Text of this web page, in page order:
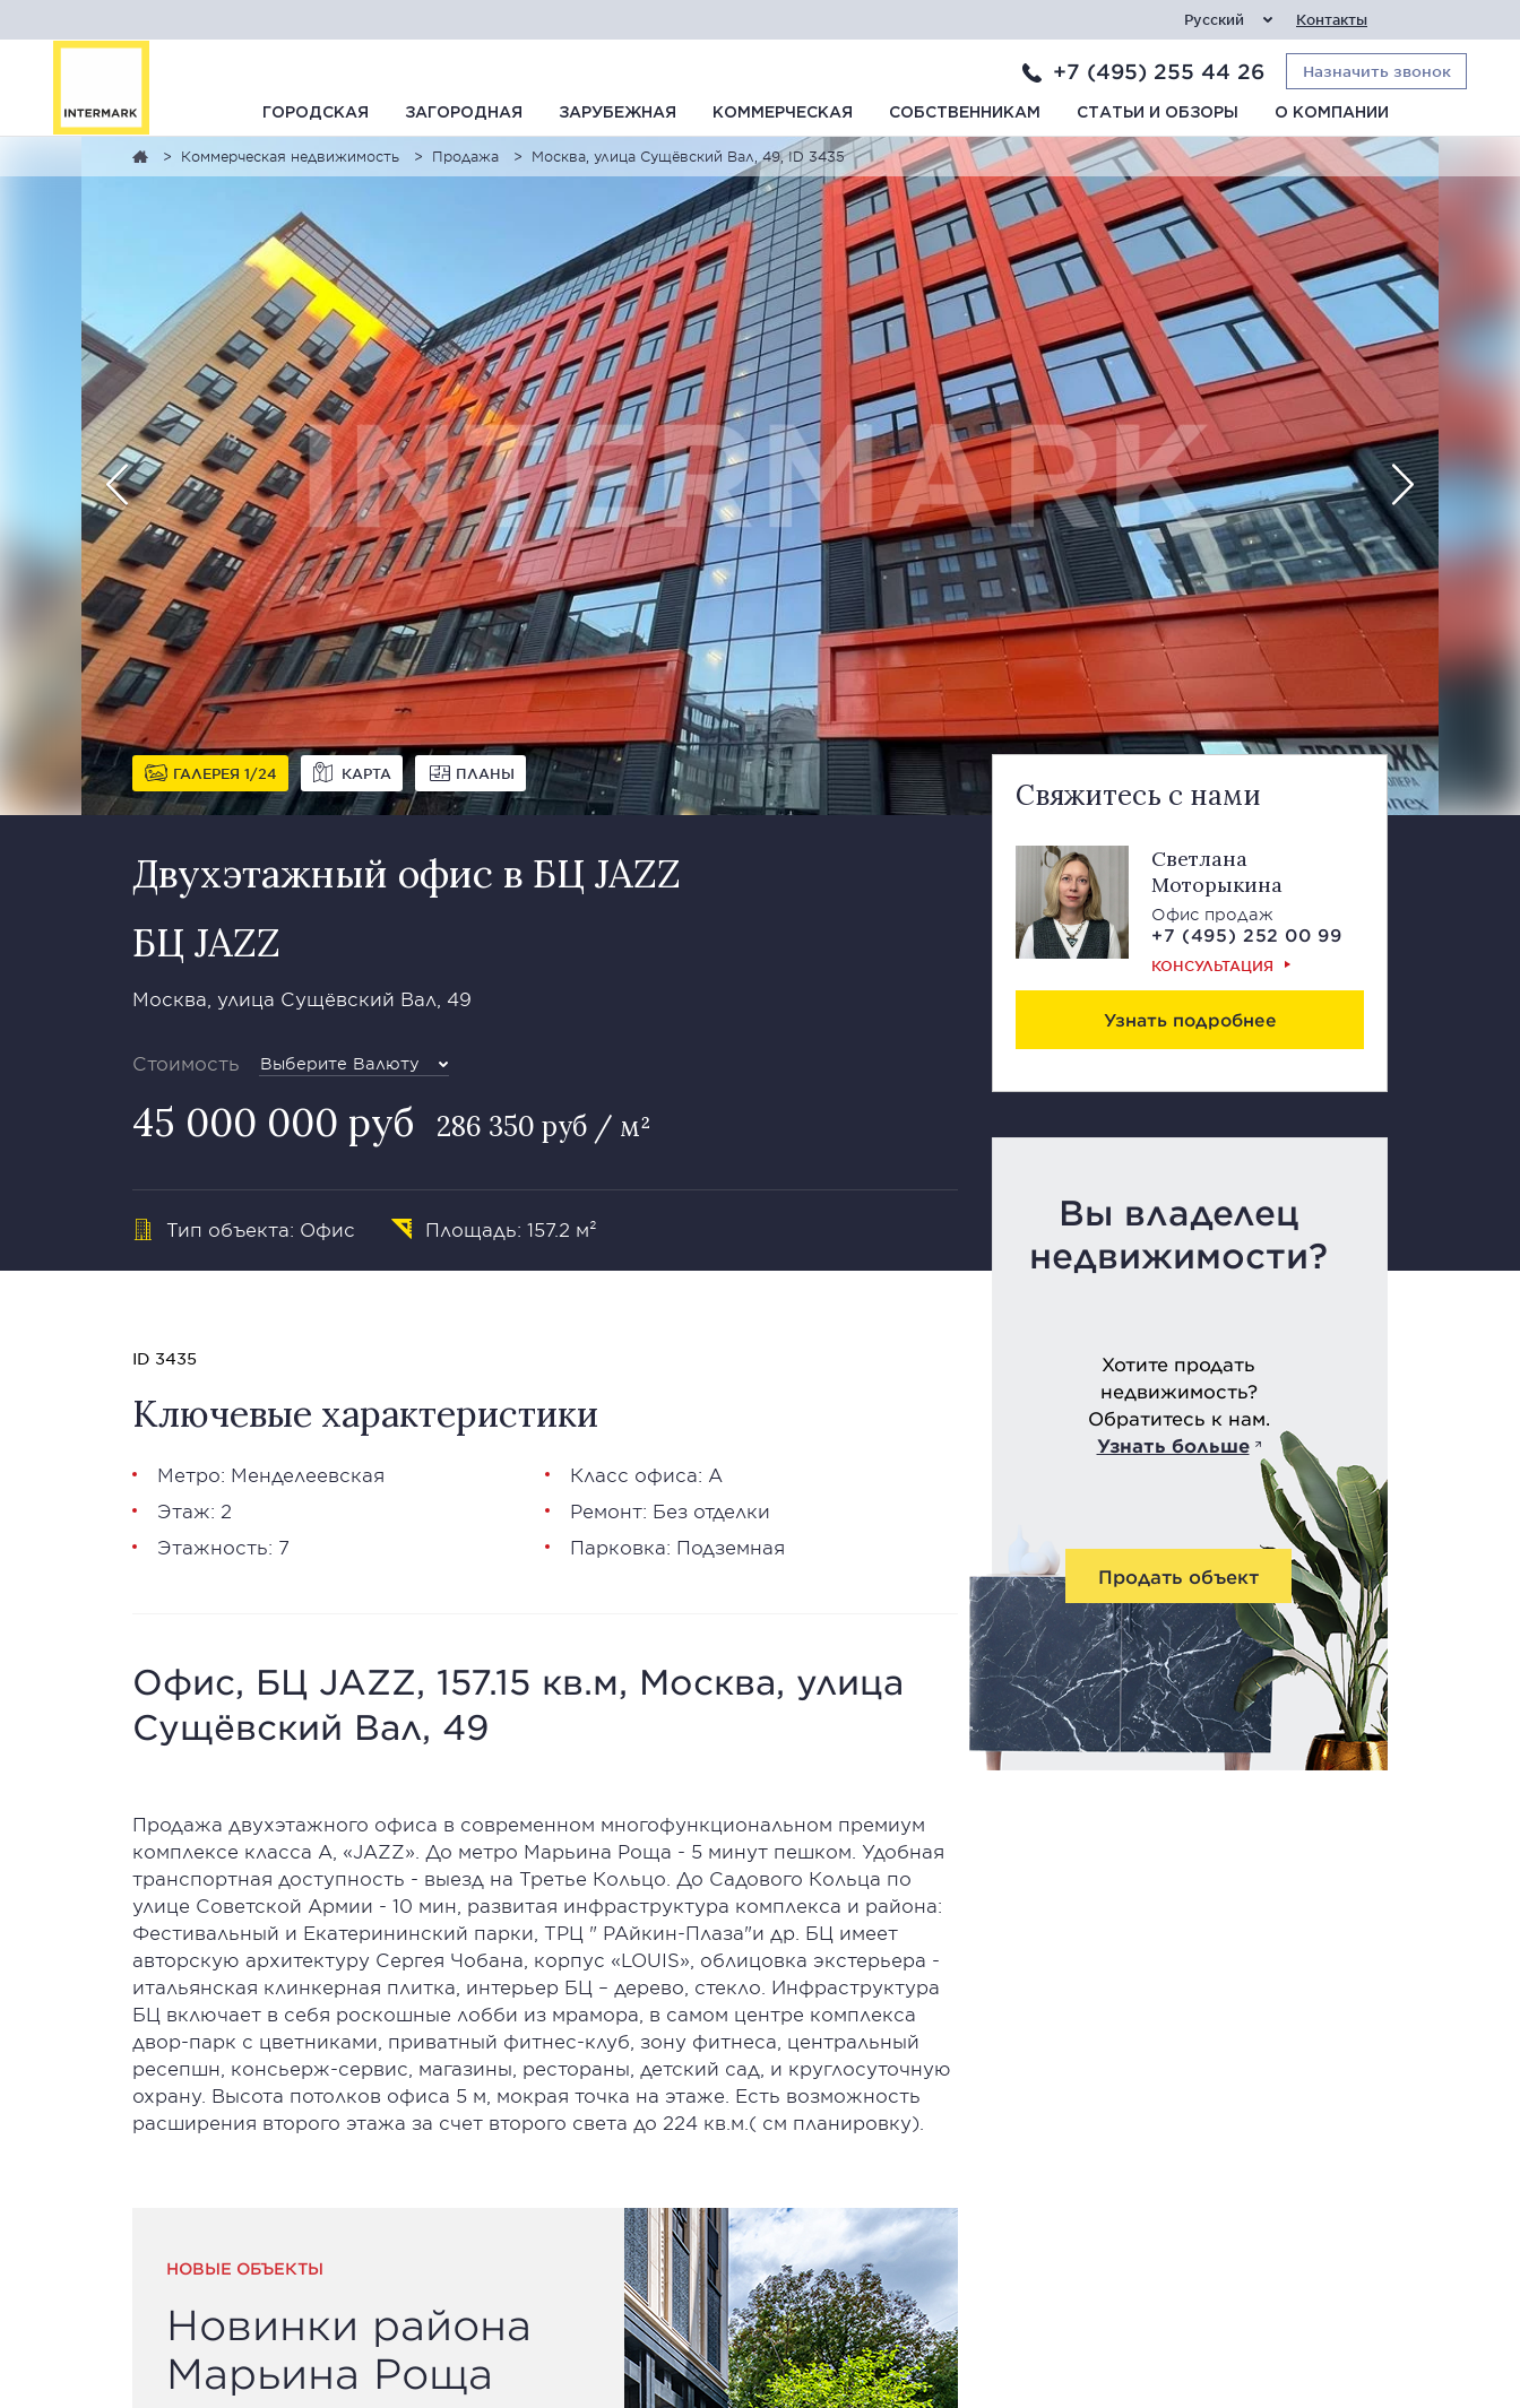
Русский Контакты
+7 (495) 255 44 26 Назначить звонок
ГОРОДСКАЯ ЗАГОРОДНАЯ ЗАРУБЕЖНАЯ КОММЕРЧЕСКАЯ СОБСТВЕННИКАМ СТАТЬИ И ОБЗОРЫ О КОМПАНИИ
Коммерческая недвижимость Продажа Москва, улица Сущёвский Вал, 49, ID 3435
ГАЛЕРЕЯ 1 24 КАРТА ПЛАНЫ
Двухэтажный офис в БЦ JAZZ
БЦ JAZZ
Москва, улица Сущёвский Вал, 49
Стоимость Выберите Валюту
45 000 000 руб 286 350 руб / м²
Тип объекта: Офис Площадь: 157.2 м²
Свяжитесь с нами
Светлана
Моторыкина
Офис продаж
+7 (495) 252 00 99
КОНСУЛЬТАЦИЯ
Узнать подробнее
Вы владелец
недвижимости?
Хотите продать
недвижимость?
Обратитесь к нам.
Узнать больше
Продать объект
ID 3435
Ключевые характеристики
Метро: Менделеевская
Этаж: 2
Этажность: 7
Класс офиса: А
Ремонт: Без отделки
Парковка: Подземная
Офис, БЦ JAZZ, 157.15 кв.м, Москва, улица
Сущёвский Вал, 49
Продажа двухэтажного офиса в современном многофункциональном премиум
комплексе класса А, «JAZZ». До метро Марьина Роща - 5 минут пешком. Удобная
транспортная доступность - выезд на Третье Кольцо. До Садового Кольца по
улице Советской Армии - 10 мин, развитая инфраструктура комплекса и района:
Фестивальный и Екатерининский парки, ТРЦ " РАйкин-Плаза"и др. БЦ имеет
авторскую архитектуру Сергея Чобана, корпус «LOUIS», облицовка экстерьера -
итальянская клинкерная плитка, интерьер БЦ – дерево, стекло. Инфраструктура
БЦ включает в себя роскошные лобби из мрамора, в самом центре комплекса
двор-парк с цветниками, приватный фитнес-клуб, зону фитнеса, центральный
ресепшн, консьерж-сервис, магазины, рестораны, детский сад, и круглосуточную
охрану. Высота потолков офиса 5 м, мокрая точка на этаже. Есть возможность
расширения второго этажа за счет второго света до 224 кв.м.( см планировку).
НОВЫЕ ОБЪЕКТЫ
Новинки района
Марьина Роща